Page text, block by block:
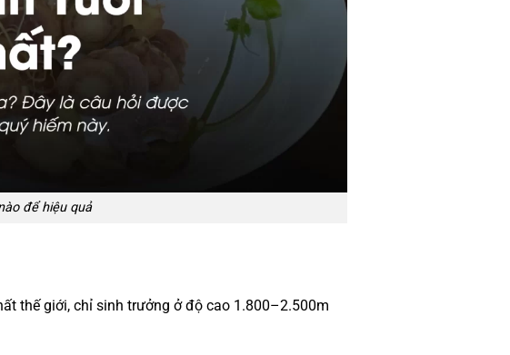
để hiệu quả
thế giới, chỉ sinh trưởng ở độ cao 1.800–2.500m